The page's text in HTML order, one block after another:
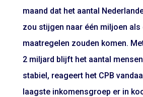
maand dat het aantal
zou stijgen naar één miljoen als
maatregelen zouden komen.
2 miljard blijft het aantal
stabiel, reageert het CPB
laagste inkomensgroep er in